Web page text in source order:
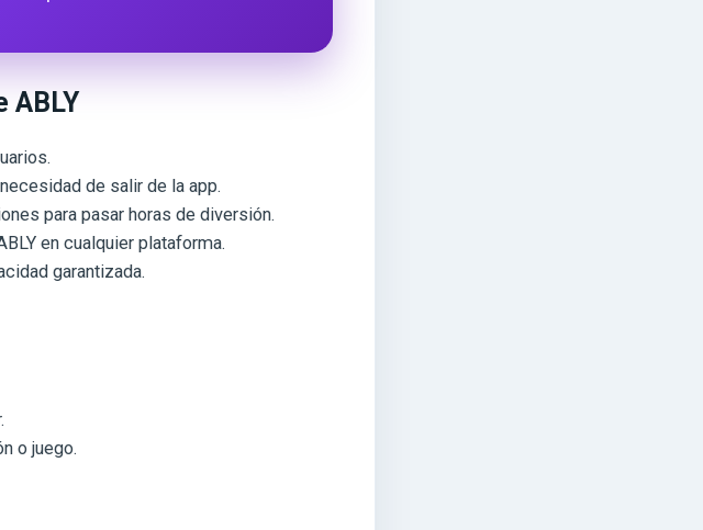
ABLY
de salir de la app.
para pasar horas de diversión.
en cualquier plataforma.
garantizada.
o juego.